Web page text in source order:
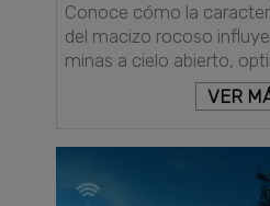
Conoce cómo la
del macizo rocoso
minas a cielo abierto,
VER